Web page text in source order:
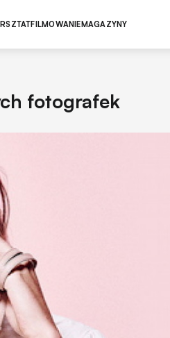
FILMOWANIEMAGAZYNY
fotografek